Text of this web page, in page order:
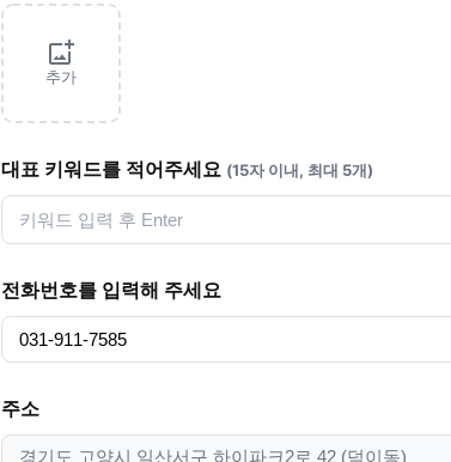
추가
대표 키워드를 적어주세요 (15자 이내, 최대 5개)
전화번호를 입력해 주세요
주소